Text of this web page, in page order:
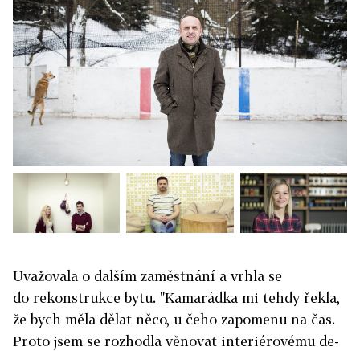
Uvažovala o dalším zaměstnání a vrhla se
do rekonstrukce bytu. "Kamarádka mi tehdy řekla,
že bych měla dělat něco, u čeho zapomenu na čas.
Proto jsem se rozhodla věnovat interiérovému de­